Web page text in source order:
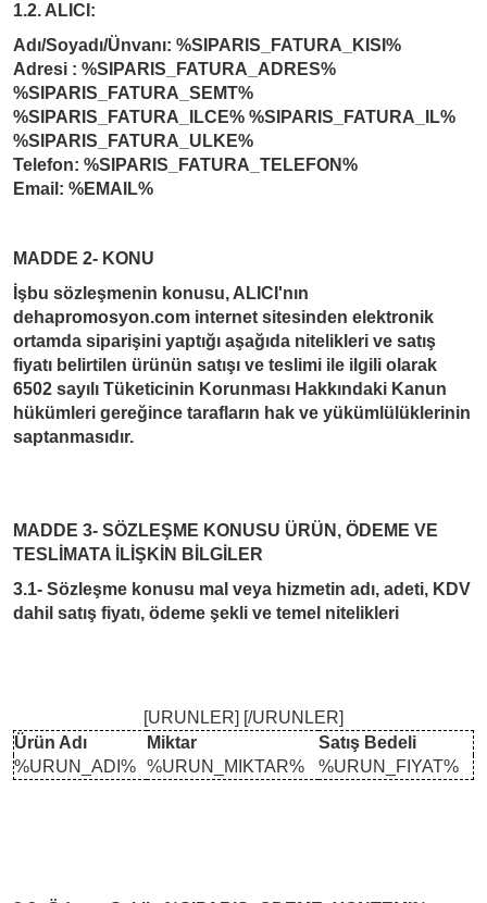
1.2. ALICI:
Adı/Soyadı/Ünvanı: %SIPARIS_FATURA_KISI%
Adresi : %SIPARIS_FATURA_ADRES%
%SIPARIS_FATURA_SEMT%
%SIPARIS_FATURA_ILCE% %SIPARIS_FATURA_IL%
%SIPARIS_FATURA_ULKE%
Telefon: %SIPARIS_FATURA_TELEFON%
Email: %EMAIL%
MADDE 2- KONU
İşbu sözleşmenin konusu, ALICI'nın
dehapromosyon.com internet sitesinden elektronik
ortamda siparişini yaptığı aşağıda nitelikleri ve satış
fiyatı belirtilen ürünün satışı ve teslimi ile ilgili olarak
6502 sayılı Tüketicinin Korunması Hakkındaki Kanun
hükümleri gereğince tarafların hak ve yükümlülüklerinin
saptanmasıdır.
MADDE 3- SÖZLEŞME KONUSU ÜRÜN, ÖDEME VE
TESLİMATA İLİŞKİN BİLGİLER
3.1- Sözleşme konusu mal veya hizmetin adı, adeti, KDV
dahil satış fiyatı, ödeme şekli ve temel nitelikleri
[URUNLER] [/URUNLER]
Ürün Adı
Miktar
Satış Bedeli
%URUN_ADI% %URUN_MIKTAR% %URUN_FIYAT%